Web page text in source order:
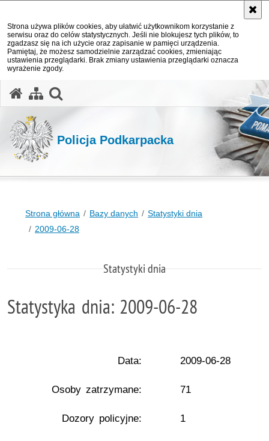
Strona używa plików cookies, aby ułatwić użytkownikom korzystanie z
serwisu oraz do celów statystycznych. Jeśli nie blokujesz tych plików, to
zgadzasz się na ich użycie oraz zapisanie w pamięci urządzenia.
Pamiętaj, że możesz samodzielnie zarządzać cookies, zmieniając
ustawienia przeglądarki. Brak zmiany ustawienia przeglądarki oznacza
wyrażenie zgody.
Policja Podkarpacka
Strona główna Bazy danych
Statystyki dnia
2009-06-28
Statystyki dnia
Statystyka dnia: 2009-06-28
Data: 2009-06-28
Osoby zatrzymane: 71
Dozory policyjne: 1